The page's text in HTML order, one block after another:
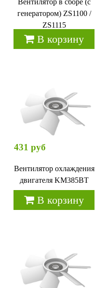
Вентилятор в сборе (с
генератором) ZS1100 /
ZS1115
В корзину
431 руб
Вентилятор охлаждения
двигателя KM385BT
В корзину